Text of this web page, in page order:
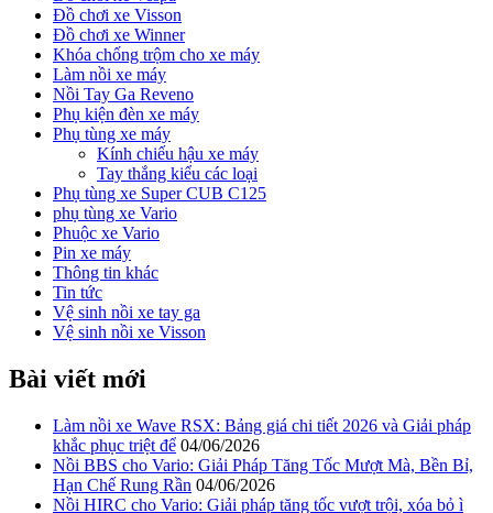
Đồ chơi xe Visson
Đồ chơi xe Winner
Khóa chống trộm cho xe máy
Làm nồi xe máy
Nồi Tay Ga Reveno
Phụ kiện đèn xe máy
Phụ tùng xe máy
Kính chiếu hậu xe máy
Tay thắng kiểu các loại
Phụ tùng xe Super CUB C125
phụ tùng xe Vario
Phuộc xe Vario
Pin xe máy
Thông tin khác
Tin tức
Vệ sinh nồi xe tay ga
Vệ sinh nồi xe Visson
Bài viết mới
Làm nồi xe Wave RSX: Bảng giá chi tiết 2026 và Giải pháp
khắc phục triệt để 04/06/2026
Nồi BBS cho Vario: Giải Pháp Tăng Tốc Mượt Mà, Bền Bỉ,
Hạn Chế Rung Rần 04/06/2026
Nồi HIRC cho Vario: Giải pháp tăng tốc vượt trội, xóa bỏ ì